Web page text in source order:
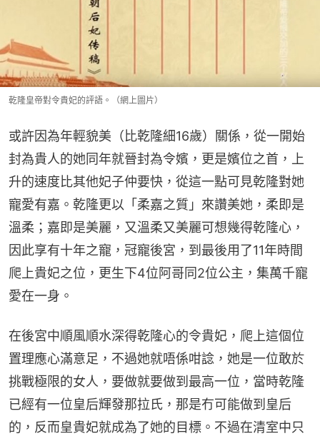
乾隆皇帝對令貴妃的評語。（網上圖片）
或許因為年輕貌美（比乾隆細16歲）關係，從一開始
封為貴人的她同年就晉封為令嬪，更是嬪位之首，上
升的速度比其他妃子仲要快，從這一點可見乾隆對她
寵愛有嘉。乾隆更以「柔嘉之質」來讚美她，柔即是
溫柔；嘉即是美麗，又溫柔又美麗可想幾得乾隆心，
因此享有十年之寵，冠寵後宮，到最後用了11年時間
爬上貴妃之位，更生下4位阿哥同2位公主，集萬千寵
愛在一身。
在後宮中順風順水深得乾隆心的令貴妃，爬上這個位
置理應心滿意足，不過她就唔係咁諗，她是一位敢於
挑戰極限的女人，要做就要做到最高一位，當時乾隆
已經有一位皇后輝發那拉氏，那是冇可能做到皇后
的，反而皇貴妃就成為了她的目標。不過在清室中只